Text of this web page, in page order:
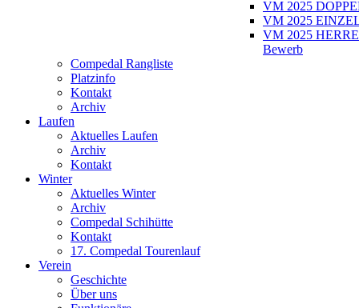
VM 2025
VM 2025
VM 2025
Bewerb
Compedal Rangliste
Platzinfo
Kontakt
Archiv
Laufen
Aktuelles Laufen
Archiv
Kontakt
Winter
Aktuelles Winter
Archiv
Compedal Schihütte
Kontakt
17. Compedal Tourenlauf
Verein
Geschichte
Über uns